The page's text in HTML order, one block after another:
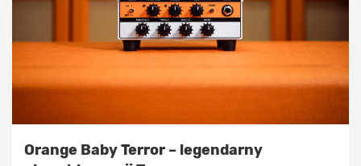
Orange Baby Terror – legendarny